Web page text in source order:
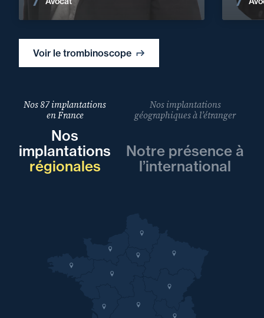
Voir le trombinoscope
Nos 87 implantations
en France
Nos
implantations
régionales
Nos implantations
géographiques à l’étranger
Notre présence à
l’international